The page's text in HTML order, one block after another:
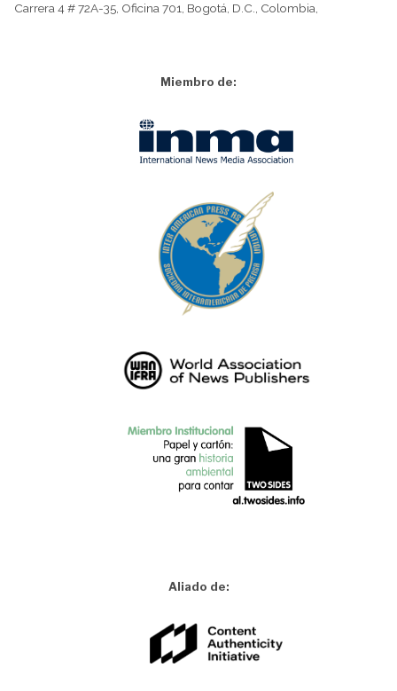
Carrera 4 # 72A-35, Oficina 701, Bogotá, D.C., Colombia,
Miembro de:
Aliado de: